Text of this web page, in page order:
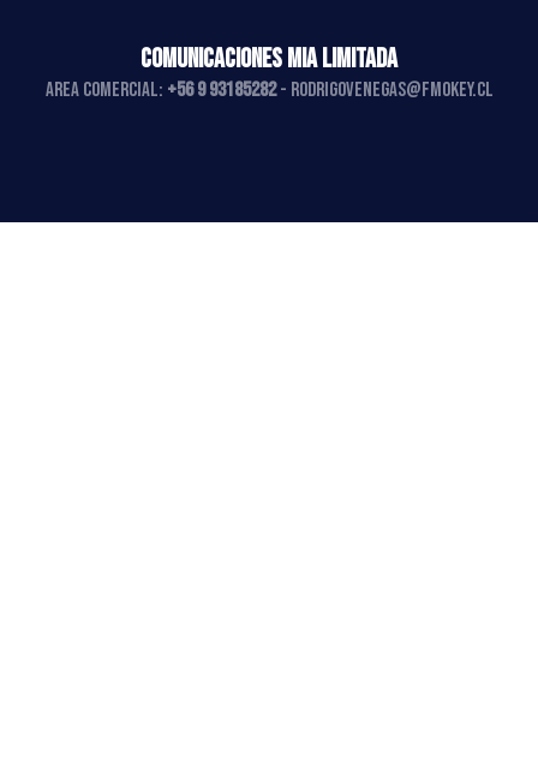
COMUNICACIONES MIA LIMITADA
AREA COMERCIAL: +56 9 93185282- rodrigovenegas@fmokey.cl